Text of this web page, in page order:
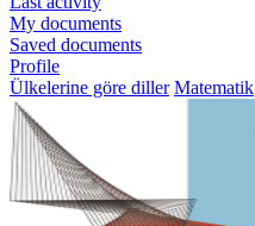
My documents
Saved documents
Profile
Ülkelerine göre diller Matematik